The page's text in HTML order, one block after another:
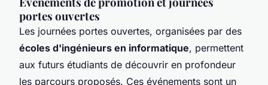
portes ouvertes
Les journées portes ouvertes, organisées par des
écoles d'ingénieurs en informatique, permettent
aux futurs étudiants de découvrir en profondeur
les parcours proposés. Ces événements sont un